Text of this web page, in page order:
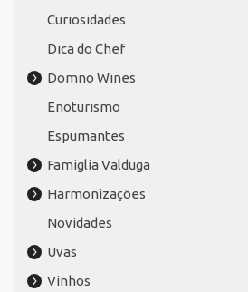
Curiosidades
Dica do Chef
Domno Wines
Enoturismo
Espumantes
Famiglia Valduga
Harmonizações
Novidades
Uvas
Vinhos